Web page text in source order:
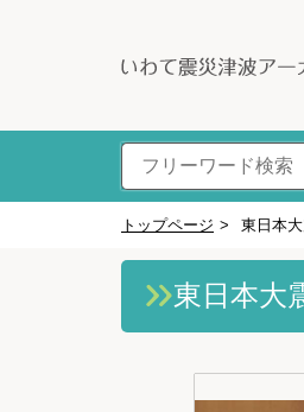
トップページ > 東日本
東日本大